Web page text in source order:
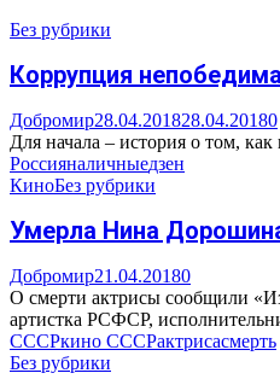
Без рубрики
Коррупция
Добромир28.04.201828.04.20180
Для начала – история о том,
Россияналичныедзен
КиноБез рубрики
Умерла Нина
Добромир21.04.20180
О смерти актрисы сообщили
артистка РСФСР,
СССРкино СССРактрисасмерть
Без рубрики